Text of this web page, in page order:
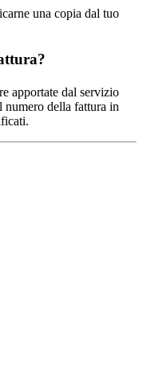
una copia dal tuo
apportate dal servizio
numero della fattura in